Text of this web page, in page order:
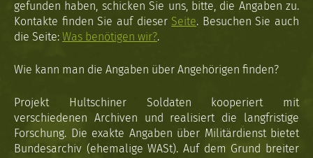
gefunden haben, schicken Sie uns, bitte, die Angaben zu.
Kontakte finden Sie auf dieser Seite. Besuchen Sie auch
die Seite: Was benötigen wir?.
Wie kann man die Angaben über Angehörigen finden?
Projekt Hultschiner Soldaten kooperiert mit
verschiedenen Archiven und realisiert die langfristige
Forschung. Die exakte Angaben über Militärdienst bietet
Bundesarchiv (ehemalige WASt). Auf dem Grund breiter